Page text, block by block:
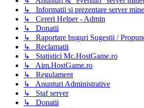
↳ Informatii si prezentare server
↳ Cereri Helper - Admin
↳ Donatii
↳ Raportare buguri Sugestii /
↳ Reclamatii
↳ Statistici Mc.HostGame.ro
↳ Aim.HostGame.ro
↳ Regulament
↳ Anunturi Administrative
↳ Staf server
↳ Donatii